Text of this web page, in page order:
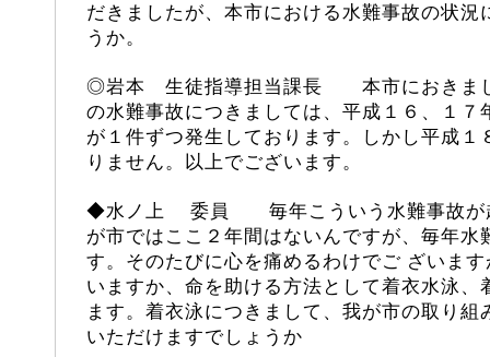
だきましたが、本市における水難事故の状況
うか。
◎岩本 生徒指導担当課長 本市におきまし
の水難事故につきましては、平成１６、１７
が１件ずつ発生しております。しかし平成１
りません。以上でございます。
◆水ノ上 委員 毎年こういう水難事故が
が市ではここ２年間はないんですが、毎年水
す。そのたびに心を痛めるわけでご ざいま
いますか、命を助ける方法として着衣水泳、
ます。着衣泳につきまして、我が市の取り組
いただけますでしょうか